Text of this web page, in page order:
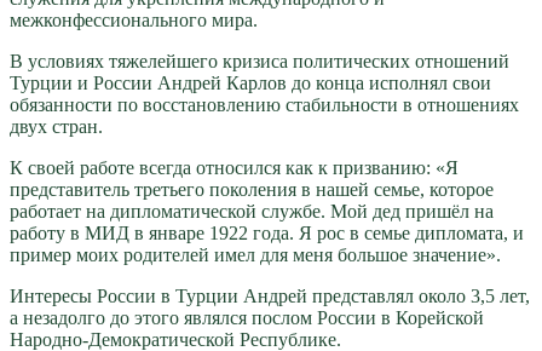
межконфессионального мира.
В условиях тяжелейшего кризиса политических отношений
Турции и России Андрей Карлов до конца исполнял свои
обязанности по восстановлению стабильности в отношениях
двух стран.
К своей работе всегда относился как к призванию: «Я
представитель третьего поколения в нашей семье, которое
работает на дипломатической службе. Мой дед пришёл на
работу в МИД в январе 1922 года. Я рос в семье дипломата, и
пример моих родителей имел для меня большое значение».
Интересы России в Турции Андрей представлял около 3,5 лет,
а незадолго до этого являлся послом России в Корейской
Народно-Демократической Республике.